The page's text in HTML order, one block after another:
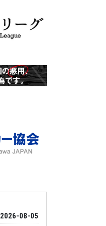
2026-08-05